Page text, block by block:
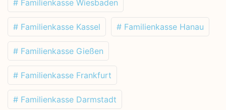
# Familienkasse Wiesbaden
# Familienkasse Kassel # Familienkasse Hanau
# Familienkasse Gießen
# Familienkasse Frankfurt
# Familienkasse Darmstadt